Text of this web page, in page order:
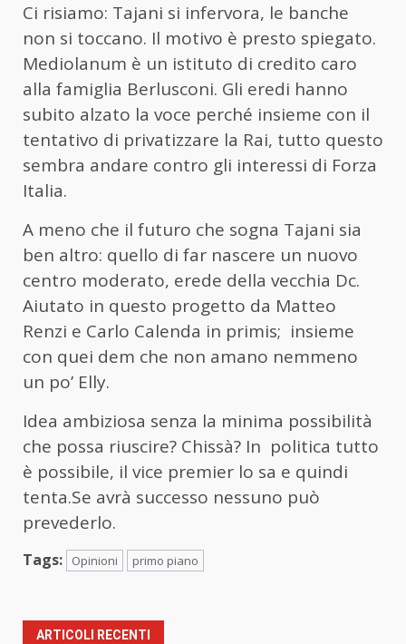
Ci risiamo: Tajani si infervora, le banche
non si toccano. Il motivo è presto spiegato.
Mediolanum è un istituto di credito caro
alla famiglia Berlusconi. Gli eredi hanno
subito alzato la voce perché insieme con il
tentativo di privatizzare la Rai, tutto questo
sembra andare contro gli interessi di Forza
Italia.
A meno che il futuro che sogna Tajani sia
ben altro: quello di far nascere un nuovo
centro moderato, erede della vecchia Dc.
Aiutato in questo progetto da Matteo
Renzi e Carlo Calenda in primis; insieme
con quei dem che non amano nemmeno
un po’ Elly.
Idea ambiziosa senza la minima possibilità
che possa riuscire? Chissà? In politica tutto
è possibile, il vice premier lo sa e quindi
tenta.Se avrà successo nessuno può
prevederlo.
Tags: Opinioni primo piano
ARTICOLI RECENTI